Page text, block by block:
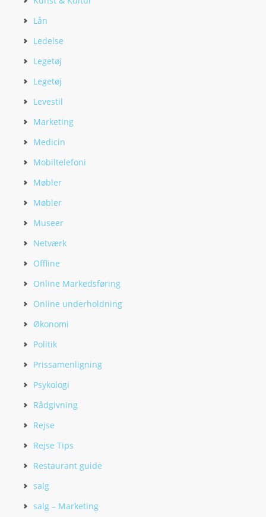
Lån
Ledelse
Legetøj
Legetøj
Levestil
Marketing
Medicin
Mobiltelefoni
Møbler
Møbler
Museer
Netværk
Offline
Online Markedsføring
Online underholdning
Økonomi
Politik
Prissamenligning
Psykologi
Rådgivning
Rejse
Rejse Tips
Restaurant guide
salg
salg – Marketing